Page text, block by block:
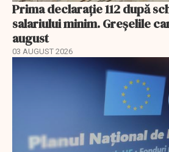
Prima declarație 112 după
salariului minim. Greșelile
august
03 AUGUST 2026